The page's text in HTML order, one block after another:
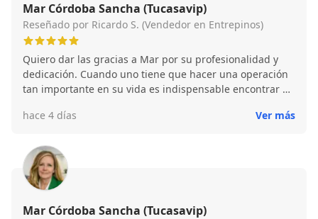
Mar Córdoba Sancha (Tucasavip)
Reseñado por Ricardo S. (Vendedor en Entrepinos)
Quiero dar las gracias a Mar por su profesionalidad y
dedicación. Cuando uno tiene que hacer una operación
tan importante en su vida es indispensable encontrar a
rapidez y honestidad. Mi mujer y yo estamos muy
las expectativas que teníamos al principio del proceso.
hace 4 días Ver más
Mar Córdoba Sancha (Tucasavip)